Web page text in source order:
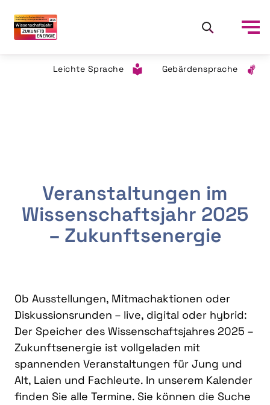
Leichte Sprache Gebärdensprache
Veranstaltungen im
Wissenschaftsjahr 2025
– Zukunftsenergie
Ob Ausstellungen, Mitmachaktionen oder
Diskussionsrunden – live, digital oder hybrid:
Der Speicher des Wissenschaftsjahres 2025 –
Zukunftsenergie ist vollgeladen mit
spannenden Veranstaltungen für Jung und
Alt, Laien und Fachleute. In unserem Kalender
finden Sie alle Termine. Sie können die Suche